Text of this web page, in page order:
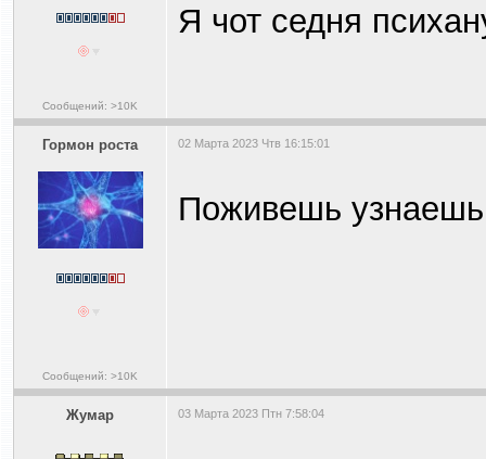
Сообщений: >10K
Я чот седня
Гормон роста
Сообщений: >10K
02 Марта 2023 Чтв 16:15:01
Поживешь узнаешь
Жумар 03 Марта 2023 Птн 7:58:04